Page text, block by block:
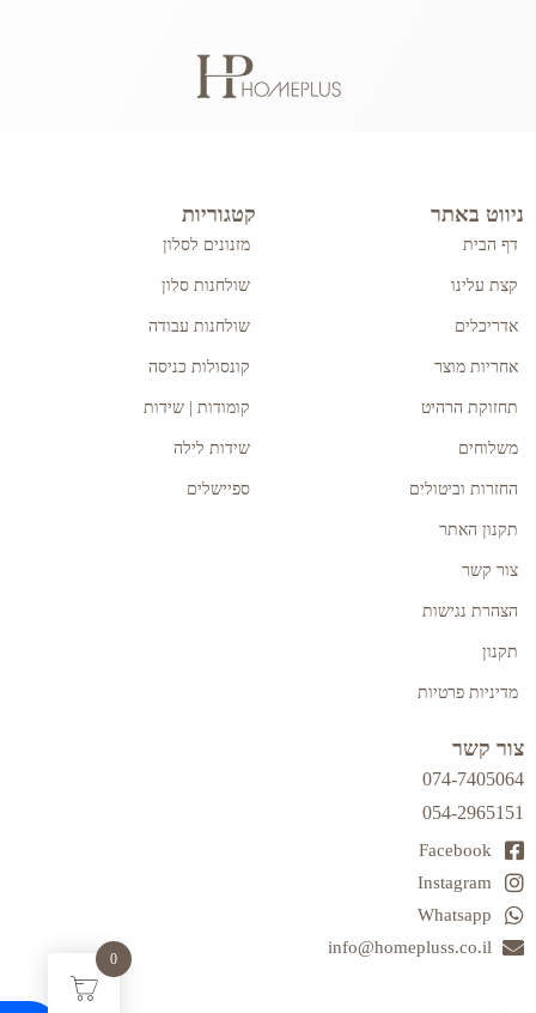
ניווט באתר
דף הבית
קצת עלינו
אדריכלים
אחריות מוצר
תחזוקת הרהיט
משלוחים
החזרות וביטולים
תקנון האתר
צור קשר
הצהרת נגישות
תקנון
מדיניות פרטיות
קטגוריות
מזנונים לסלון
שולחנות סלון
שולחנות עבודה
קונסולות כניסה
קומודות | שידות
שידות לילה
ספיישלים
צור קשר
074-7405064
054-2965151
Facebook
Instagram
Whatsapp
info@homepluss.co.il
0